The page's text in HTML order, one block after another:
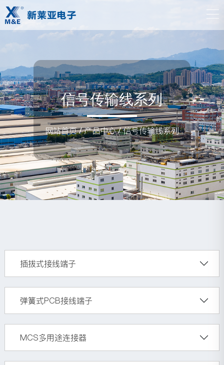
信号传输线系列
网站首页/产品中心/信号传输线系列
插拔式接线端子
弹簧式PCB接线端子
MCS多用途连接器